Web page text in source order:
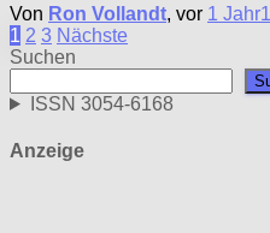
Von Ron Vollandt, vor 1 Jahr
der
Beiträge
1 2 3 Nächste
Suchen
ISSN 3054-6168
Anzeige